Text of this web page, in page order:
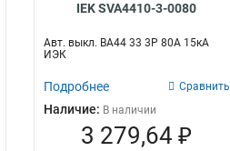
IEK SVA4410-3-0080
Авт. выкл. ВА44 33 3Р 80А 15кА
ИЭК
Подробнее Сравнить
Наличие: В наличии
3 279,64 ₽